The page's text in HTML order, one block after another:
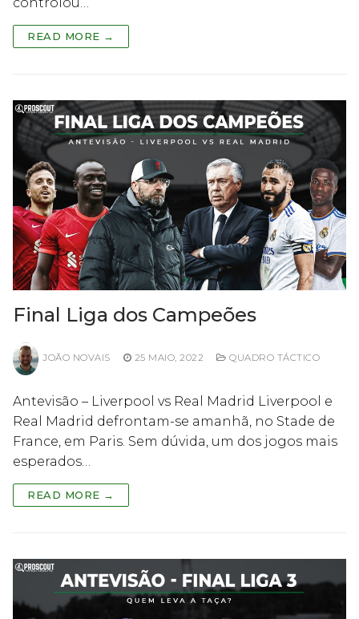
READ MORE →
Final Liga dos Campeões
JOÃO NOVAIS 25 MAIO, 2022 QUADRO TÁCTICO
Antevisão – Liverpool vs Real Madrid Liverpool e
Real Madrid defrontam-se amanhã, no Stade de
France, em Paris. Sem dúvida, um dos jogos mais
esperados…
READ MORE →